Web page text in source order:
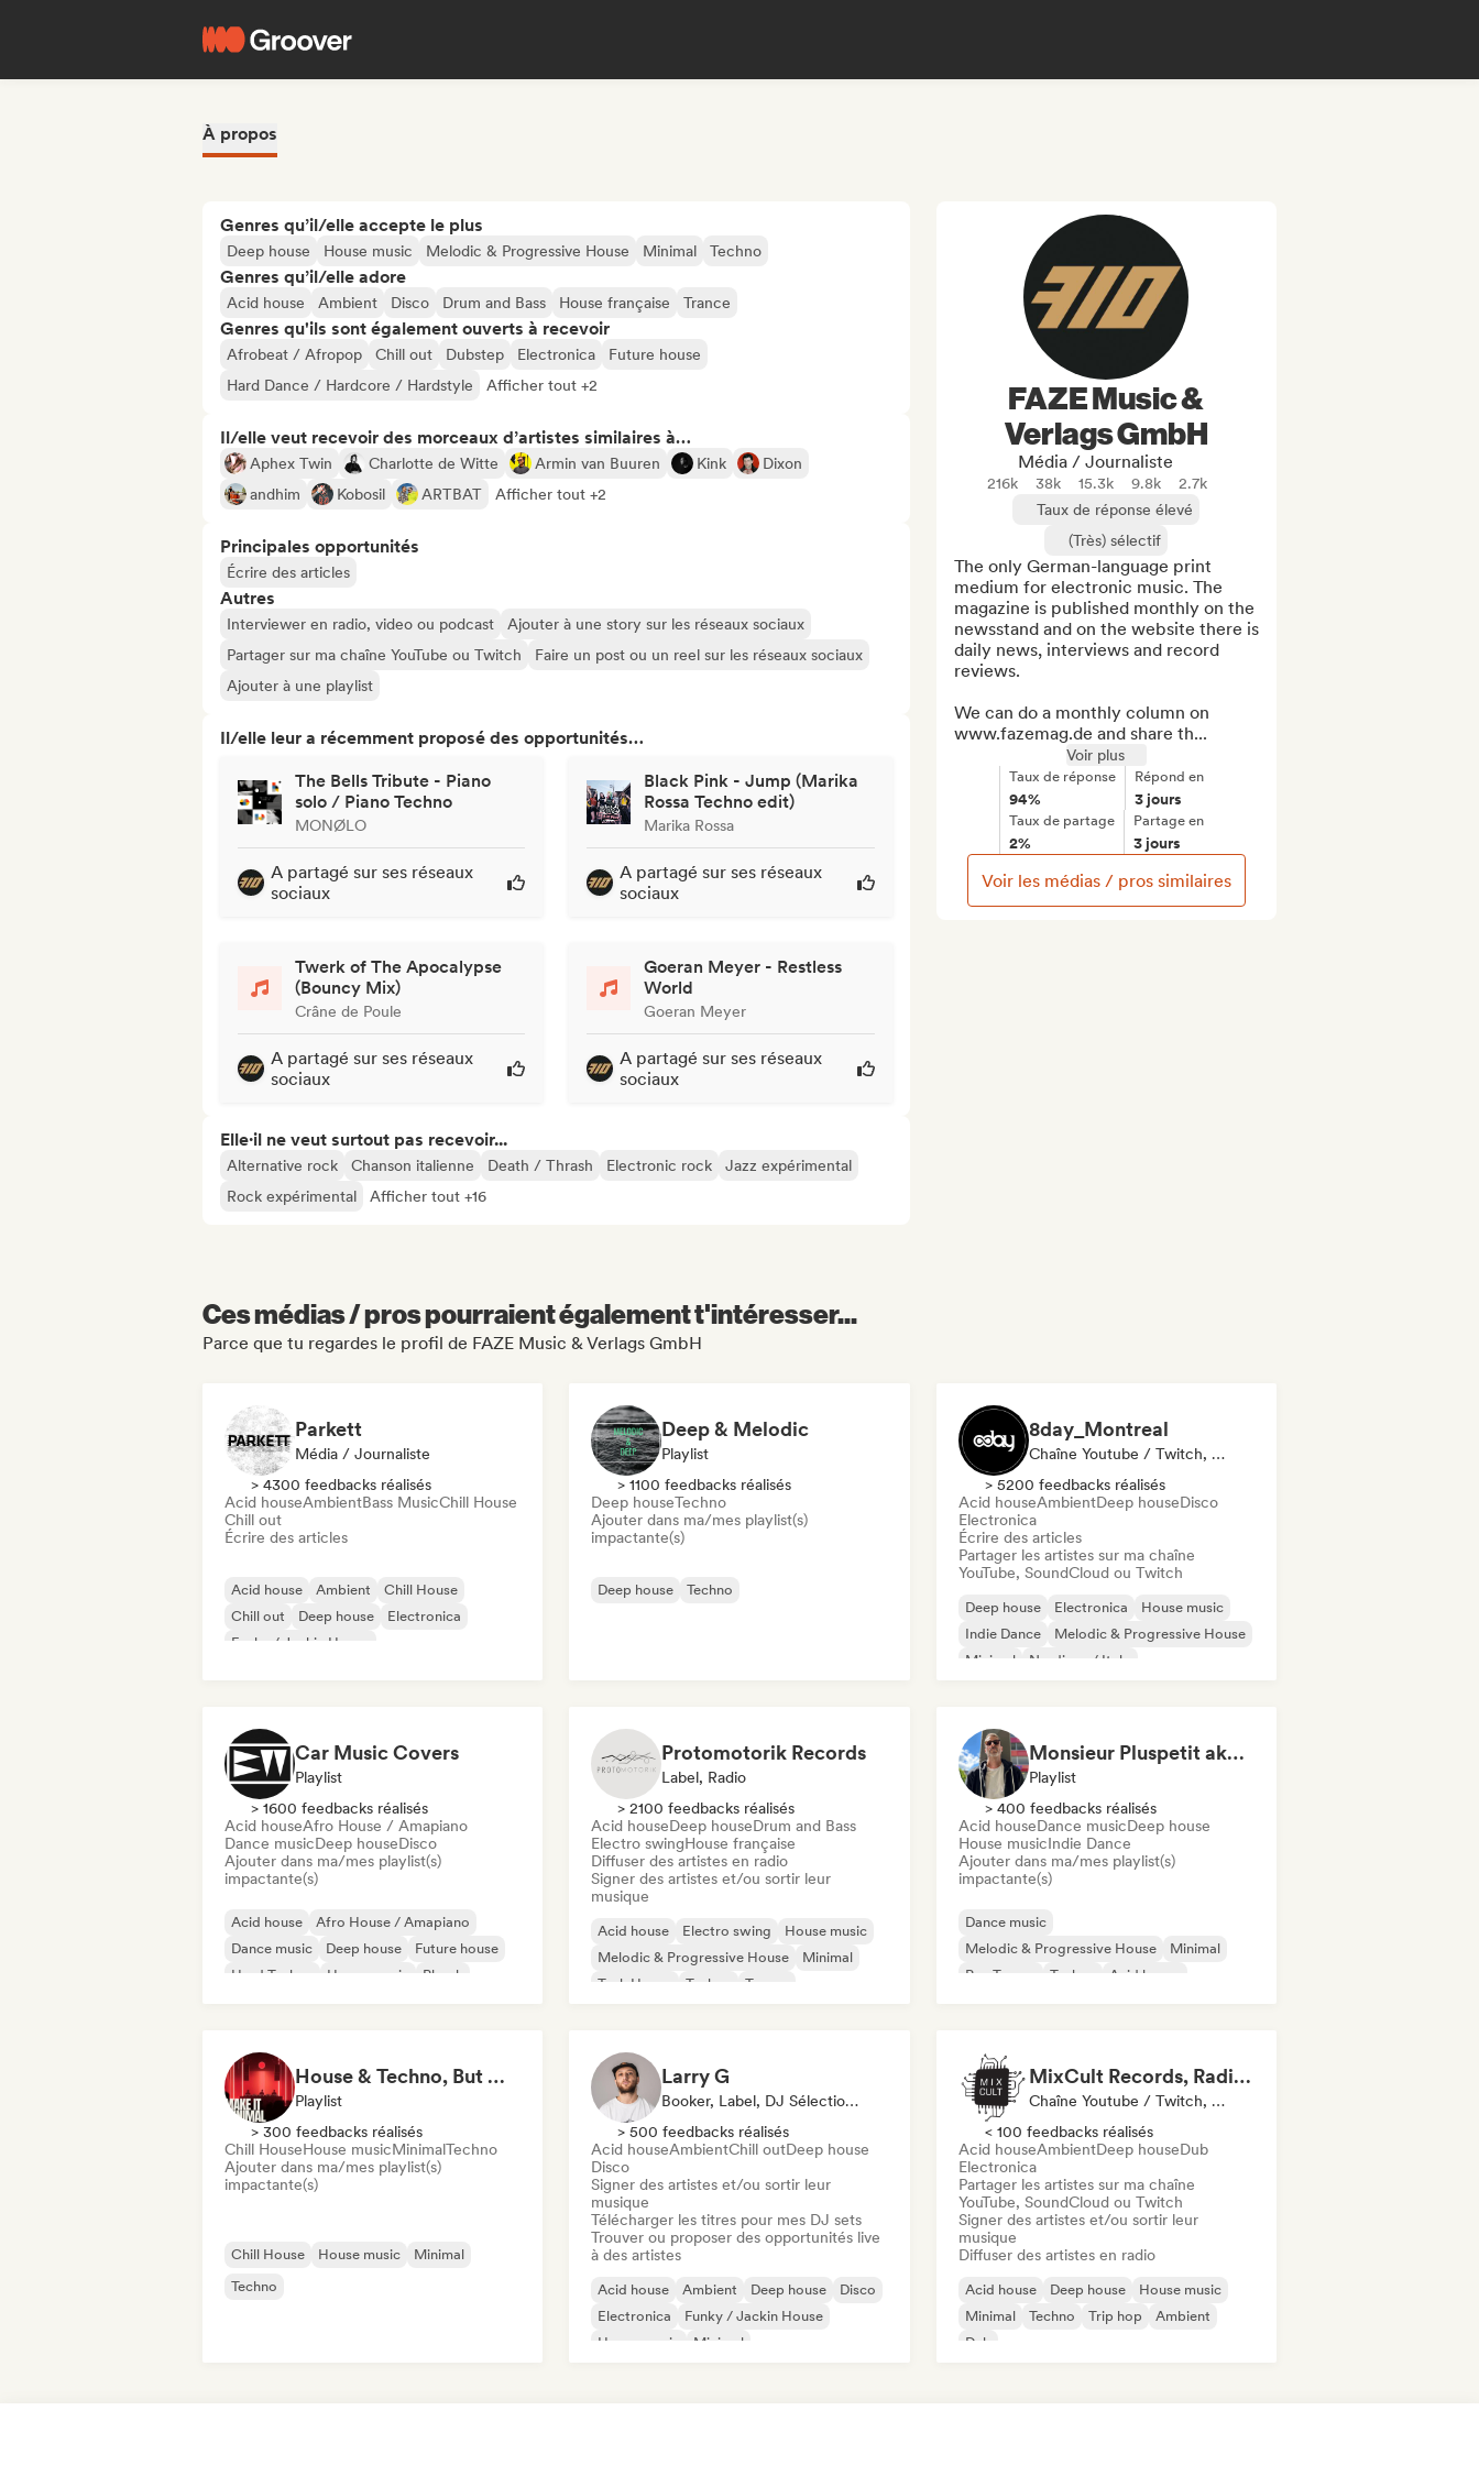
À propos
Genres qu’il/elle accepte le plus
Deep house House music Melodic & Progressive House Minimal Techno
Genres qu’il/elle adore
Acid house Ambient Disco Drum and Bass House française Trance
Genres qu'ils sont également ouverts à recevoir
Afrobeat / Afropop Chill out Dubstep Electronica
Future house
Hard Dance / Hardcore / Hardstyle
Afficher tout +2
Il/elle veut recevoir des morceaux d’artistes similaires à…
Aphex Twin Charlotte de Witte Armin van Buuren Kink
Dixon
andhim
Kobosil ARTBAT Afficher tout +2
Principales opportunités
Écrire des articles
Autres
Interviewer en radio, video ou podcast
Ajouter à une story sur les réseaux sociaux
Partager sur ma chaîne YouTube ou Twitch
Faire un post ou un reel sur les réseaux sociaux
Ajouter à une playlist
Il/elle leur a récemment proposé des opportunités…
The Bells Tribute - Piano
solo / Piano Techno
MONØLO
A partagé sur ses réseaux
sociaux
Black Pink - Jump (Marika
Rossa Techno edit)
Marika Rossa
A partagé sur ses réseaux
sociaux
Twerk of The Apocalypse
(Bouncy Mix)
Crâne de Poule
A partagé sur ses réseaux
sociaux
Goeran Meyer - Restless
World
Goeran Meyer
A partagé sur ses réseaux
sociaux
Elle·il ne veut surtout pas recevoir...
Alternative rock Chanson italienne Death / Thrash Electronic rock
Jazz expérimental
Rock expérimental
Afficher tout +16
FAZE Music &
Verlags GmbH
Média / Journaliste
216k 38k 15.3k 9.8k
2.7k
Taux de réponse élevé
(Très) sélectif
The only German-language print
medium for electronic music. The
magazine is published monthly on the
newsstand and on the website there is
daily news, interviews and record
reviews.
We can do a monthly column on
www.fazemag.de and share th...
Voir plus
Taux de réponse
94%
Répond en
3 jours
Taux de partage
2%
Partage en
3 jours
Voir les médias / pros similaires
Ces médias / pros pourraient également t'intéresser...
Parce que tu regardes le profil de FAZE Music & Verlags GmbH
Parkett
Média / Journaliste
> 4300 feedbacks réalisés
Acid houseAmbientBass MusicChill House
Chill out
Écrire des articles
Acid house Ambient
Chill House
Chill out
Deep house
Electronica
Funky / Jackin House
Deep & Melodic
Playlist
> 1100 feedbacks réalisés
Deep houseTechno
Ajouter dans ma/mes playlist(s)
impactante(s)
Deep house Techno
8day_Montreal
Chaîne Youtube / Twitch, Média / Journaliste
> 5200 feedbacks réalisés
Acid houseAmbientDeep houseDisco
Electronica
Écrire des articles
Partager les artistes sur ma chaîne
YouTube, SoundCloud ou Twitch
Deep house Electronica
House music
Indie Dance
Melodic & Progressive House
Minimal
Nu-disco / Italo
Car Music Covers
Playlist
> 1600 feedbacks réalisés
Acid houseAfro House / Amapiano
Dance musicDeep houseDisco
Ajouter dans ma/mes playlist(s)
impactante(s)
Acid house
Afro House / Amapiano
Dance music
Deep house
Future house
Hard Techno
House music Phonk
Protomotorik Records
Label, Radio
> 2100 feedbacks réalisés
Acid houseDeep houseDrum and Bass
Electro swingHouse française
Diffuser des artistes en radio
Signer des artistes et/ou sortir leur
musique
Acid house Electro swing
House music
Melodic & Progressive House
Minimal
Tech House
Techno Trance
Monsieur Pluspetit aka Poetry of Waves
Playlist
> 400 feedbacks réalisés
Acid houseDance musicDeep house
House musicIndie Dance
Ajouter dans ma/mes playlist(s)
impactante(s)
Dance music
Melodic & Progressive House
Minimal
Psy-Trance
Techno
Acid house
House & Techno, But Make It Minimal 🎚️ Tech House & Melodic Grooves
Playlist
> 300 feedbacks réalisés
Chill HouseHouse musicMinimalTechno
Ajouter dans ma/mes playlist(s)
impactante(s)
Chill House House music
Minimal
Techno
Larry G
Booker, Label, DJ Sélectionné·e
> 500 feedbacks réalisés
Acid houseAmbientChill outDeep house
Disco
Signer des artistes et/ou sortir leur
musique
Télécharger les titres pour mes DJ sets
Trouver ou proposer des opportunités live
à des artistes
Acid house Ambient Deep house
Disco
Electronica
Funky / Jackin House
House music
Minimal
MixCult Records, Radio and Sub Labels
Chaîne Youtube / Twitch, Label, Radio
< 100 feedbacks réalisés
Acid houseAmbientDeep houseDub
Electronica
Partager les artistes sur ma chaîne
YouTube, SoundCloud ou Twitch
Signer des artistes et/ou sortir leur
musique
Diffuser des artistes en radio
Acid house Deep house
House music
Minimal
Techno Trip hop
Ambient
Dub